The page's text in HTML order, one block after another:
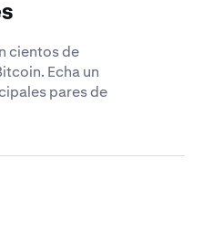
cientos de
Echa un
pares de